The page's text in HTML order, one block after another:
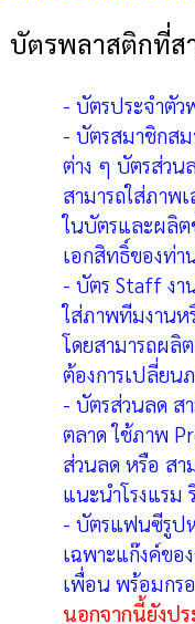
บัตรพลาสติกที่ส
- บัตรประจำตัว
- บัตรสมาชิกส
ต่าง ๆ บัตรส่วน
สามารถใส่ภาพ
ในบัตรและผลิต
เอกสิทธิ์ของท่า
- บัตร Staff งา
ใส่ภาพทีมงานห
โดยสามารถผลิ
ต้องการเปลี่ยน
- บัตรส่วนลด ส
ตลาด ใช้ภาพ
ส่วนลด หรือ สา
แนะนำโรงแรม
- บัตรแฟนซีรูป
เฉพาะแก๊งค์ขอ
เพื่อน พร้อมกร
นอกจากนี้ยังป